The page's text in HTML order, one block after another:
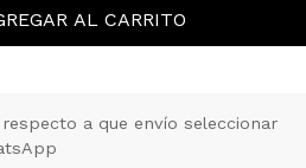
AL CARRITO
a que envío seleccionar